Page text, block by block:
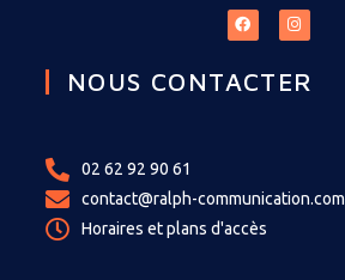
NOUS CONTACTER
02 62 92 90 61
contact@ralph-communication.com
Horaires et plans d'accès